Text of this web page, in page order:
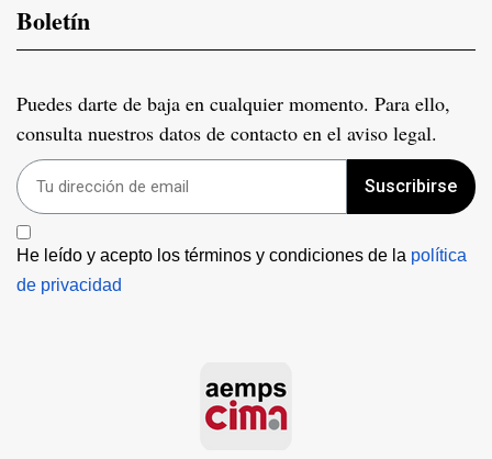
Boletín
Puedes darte de baja en cualquier momento. Para ello,
consulta nuestros datos de contacto en el aviso legal.
Suscribirse
He leído y acepto los términos y condiciones de la política
de privacidad